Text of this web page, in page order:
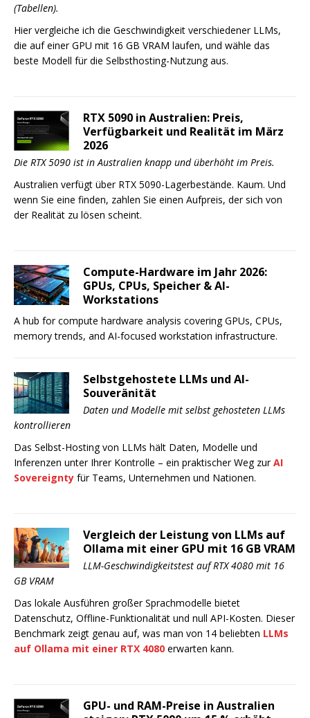
(Tabellen).
Hier vergleiche ich die Geschwindigkeit verschiedener LLMs,
die auf einer GPU mit 16 GB VRAM laufen, und wähle das
beste Modell für die Selbsthosting-Nutzung aus.
RTX 5090 in Australien: Preis,
Verfügbarkeit und Realität im März
2026
Die RTX 5090 ist in Australien knapp und überhöht im Preis.
Australien verfügt über RTX 5090-Lagerbestände. Kaum. Und
wenn Sie eine finden, zahlen Sie einen Aufpreis, der sich von
der Realität zu lösen scheint.
Compute-Hardware im Jahr 2026:
GPUs, CPUs, Speicher & AI-
Workstations
A hub for compute hardware analysis covering GPUs, CPUs,
memory trends, and AI-focused workstation infrastructure.
Selbstgehostete LLMs und AI-
Souveränität
Daten und Modelle mit selbst gehosteten LLMs
kontrollieren
Das Selbst-Hosting von LLMs hält Daten, Modelle und
Inferenzen unter Ihrer Kontrolle – ein praktischer Weg zurAI
Sovereignty für Teams, Unternehmen und Nationen.
Vergleich der Leistung von LLMs auf
Ollama mit einer GPU mit 16 GB VRAM
LLM-Geschwindigkeitstest auf RTX 4080 mit 16
GB VRAM
Das lokale Ausführen großer Sprachmodelle bietet
Datenschutz, Offline-Funktionalität und null API-Kosten. Dieser
Benchmark zeigt genau auf, was man von 14 beliebten LLMs
auf Ollama mit einer RTX 4080 erwarten kann.
GPU- und RAM-Preise in Australien